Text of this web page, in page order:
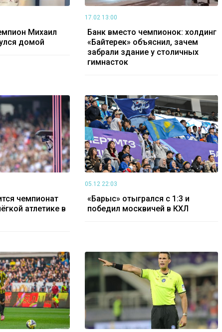
Михаил
домой
17.02 13:00
Банк вместо чемпионок: холдинг
«Байтерек» объяснил, зачем
забрали здание у столичных
гимнасток
чемпионат
атлетике в
05.12 22:03
«Барыс» отыгрался с 1:3 и
победил москвичей в КХЛ